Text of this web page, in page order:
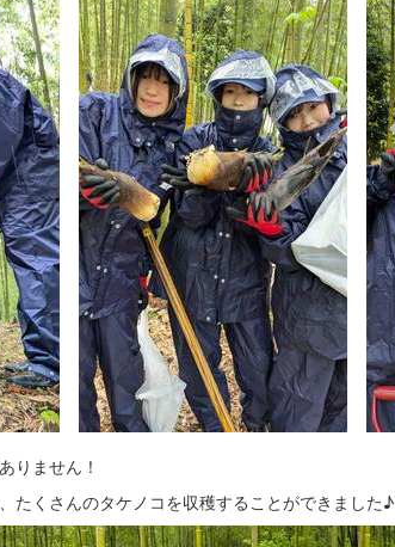
りません！
たくさんのタケノコを収穫することができました♪